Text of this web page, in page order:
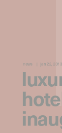
news jan 22,